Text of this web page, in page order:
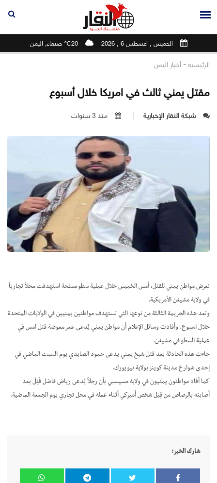
الخميس , اغسطس 6 , 2026 20℃ صنعاء, اليمن
الرئيسية - أخبار اليمن
مقتل يمني ثالث في امريكا خلال أسبوع
شبكة النقار الإخبارية منذ 3 سنوات
تعرض مواطن يمني للقتل، أمس الخميس خلال عملية سطو مسلحة استهدفت محلاً تجارياً
في ولاية مشيغن الأمريكية.
وتعد هذه الجريمة الثالثة من نوعها التي تستهدف مواطنين يمنيين في الولايات المتحدة
خلال اسبوع. وأفادت وسائل الإعلام أن مواطن يمني يُدعى عمر معوضة قتل امس في
عملية السطو في مشيغن.
جاءت هذه الحادثة بعد قتل شيخ يمني يدعى حمود الصايدي يوم السبت الماضي في
إحدى شوارع مدينة كوينز بولاية نيويورك.
كما أفاد مواطنون يمنيون في ولاية مسيسبي بأن رجلاً يُدعى رياض فاضل قُتِلَ بعد
أصابته بالرصاص من قِبَل شخص أميركي أثناء عمله في محل تجاري يوم الجمعة الماضية.
شارك الخبر: